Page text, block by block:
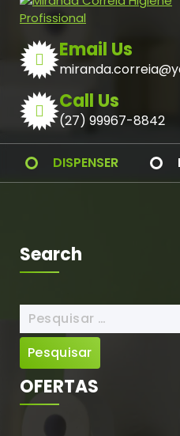
Email Us
Call Us
(27) 99967-8842
DISPENSER
Search
Pesquisar
por:
OFERTAS